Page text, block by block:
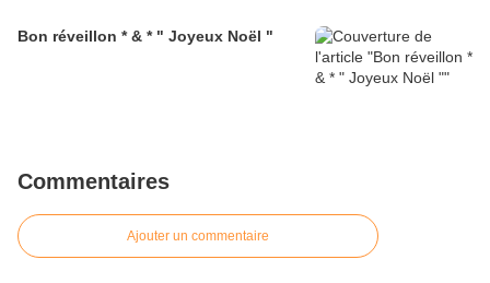
Bon réveillon * & * " Joyeux Noël "
Commentaires
Ajouter un commentaire